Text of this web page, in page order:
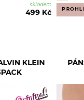
skladem
499 Kč
KLEIN